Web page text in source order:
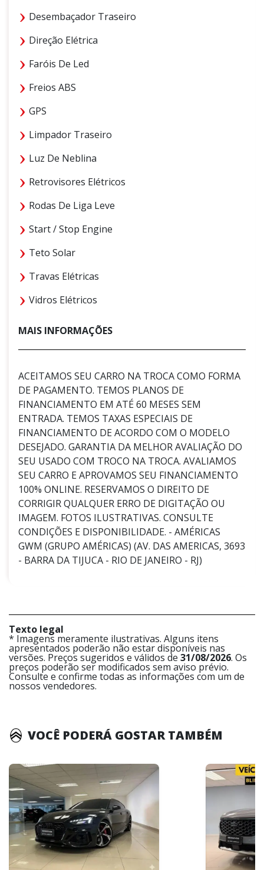
Desembaçador Traseiro
Direção Elétrica
Faróis De Led
Freios ABS
GPS
Limpador Traseiro
Luz De Neblina
Retrovisores Elétricos
Rodas De Liga Leve
Start / Stop Engine
Teto Solar
Travas Elétricas
Vidros Elétricos
MAIS INFORMAÇÕES
ACEITAMOS SEU CARRO NA TROCA COMO FORMA
DE PAGAMENTO. TEMOS PLANOS DE
FINANCIAMENTO EM ATÉ 60 MESES SEM
ENTRADA. TEMOS TAXAS ESPECIAIS DE
FINANCIAMENTO DE ACORDO COM O MODELO
DESEJADO. GARANTIA DA MELHOR AVALIAÇÃO DO
SEU USADO COM TROCO NA TROCA. AVALIAMOS
SEU CARRO E APROVAMOS SEU FINANCIAMENTO
100% ONLINE. RESERVAMOS O DIREITO DE
CORRIGIR QUALQUER ERRO DE DIGITAÇÃO OU
IMAGEM. FOTOS ILUSTRATIVAS. CONSULTE
CONDIÇÕES E DISPONIBILIDADE. - AMÉRICAS
GWM (GRUPO AMÉRICAS) (AV. DAS AMERICAS, 3693
- BARRA DA TIJUCA - RIO DE JANEIRO - RJ)
Texto legal
* Imagens meramente ilustrativas. Alguns itens
apresentados poderão não estar disponíveis nas
versões. Preços sugeridos e válidos de 31/08/2026. Os
preços poderão ser modificados sem aviso prévio.
Consulte e confirme todas as informações com um de
nossos vendedores.
VOCÊ PODERÁ GOSTAR TAMBÉM